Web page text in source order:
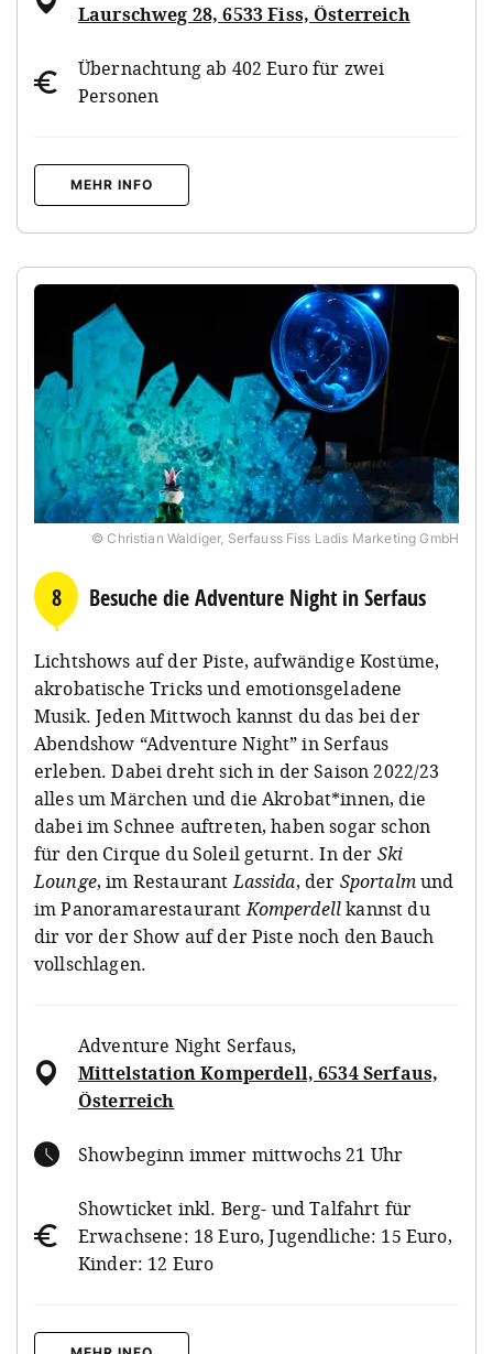
Laurschweg 28, 6533 Fiss, Österreich
Übernachtung ab 402 Euro für zwei
Personen
MEHR INFO
© Christian Waldiger, Serfauss Fiss Ladis Marketing GmbH
8 Besuche die Adventure Night in Serfaus
Lichtshows auf der Piste, aufwändige Kostüme,
akrobatische Tricks und emotionsgeladene
Musik. Jeden Mittwoch kannst du das bei der
Abendshow “Adventure Night” in Serfaus
erleben. Dabei dreht sich in der Saison 2022/23
alles um Märchen und die Akrobat*innen, die
dabei im Schnee auftreten, haben sogar schon
für den Cirque du Soleil geturnt. In der Ski
Lounge, im RestaurantLassida, der Sportalmund
im PanoramarestaurantKomperdellkannst du
dir vor der Show auf der Piste noch den Bauch
vollschlagen.
Adventure Night Serfaus,
Mittelstation Komperdell, 6534 Serfaus,
Österreich
Showbeginn immer mittwochs 21 Uhr
Showticket inkl. Berg- und Talfahrt für
Erwachsene: 18 Euro, Jugendliche: 15 Euro,
Kinder: 12 Euro